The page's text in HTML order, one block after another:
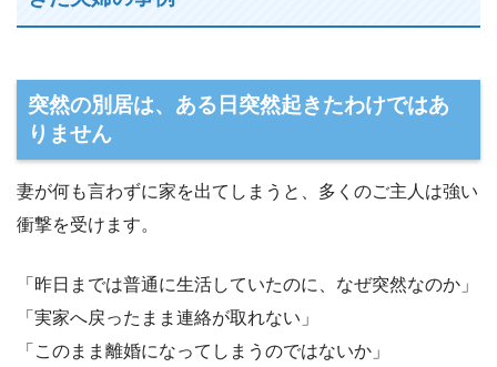
突然の別居は、ある日突然起きたわけではあ
りません
妻が何も言わずに家を出てしまうと、多くのご主人は強い
衝撃を受けます。
「昨日までは普通に生活していたのに、なぜ突然なのか」
「実家へ戻ったまま連絡が取れない」
「このまま離婚になってしまうのではないか」